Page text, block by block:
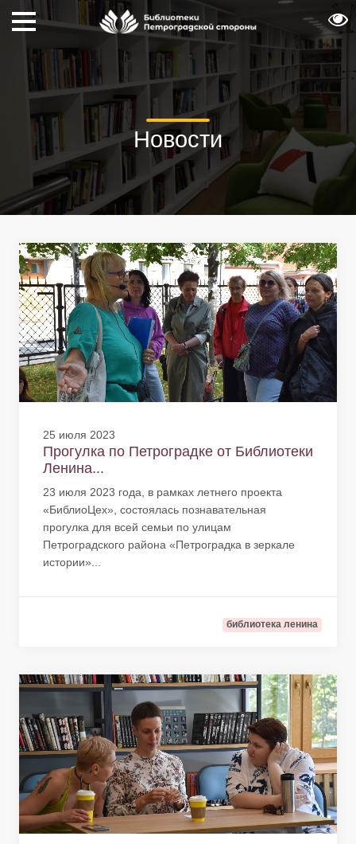
Новости
25 июля 2023
Прогулка по Петроградке от Библиотеки
Ленина...
23 июля 2023 года, в рамках летнего проекта
«БиблиоЦех», состоялась познавательная
прогулка для всей семьи по улицам
Петроградского района «Петроградка в зеркале
истории»...
библиотека ленина